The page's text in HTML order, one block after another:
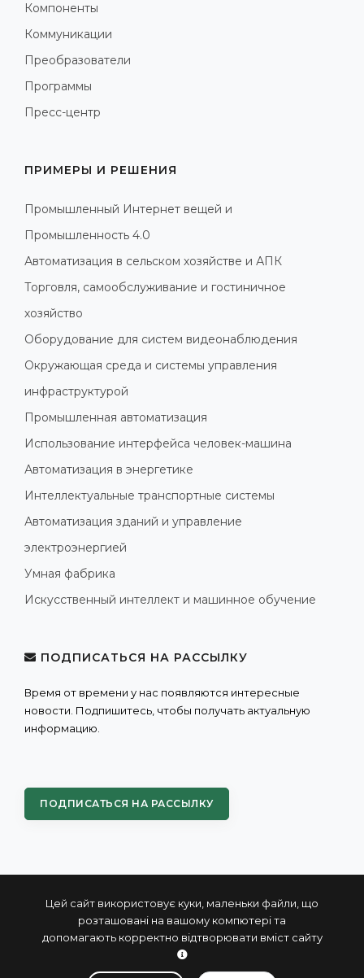
Цей сайт використовує куки, маленьки файли, що
розташовані на вашому компютері та
допомагають корректно відтворювати вміст сайту
Компоненты
Коммуникации
Преобразователи
Программы
Пресс-центр
ПРИМЕРЫ И РЕШЕНИЯ
Промышленный Интернет вещей и
Промышленность 4.0
Автоматизация в сельском хозяйстве и АПК
Торговля, самообслуживание и гостиничное
хозяйство
Оборудование для систем видеонаблюдения
Окружающая среда и системы управления
инфраструктурой
Промышленная автоматизация
Использование интерфейса человек-машина
Автоматизация в энергетике
Интеллектуальные транспортные системы
Автоматизация зданий и управление
электроэнергией
Умная фабрика
Искусственный интеллект и машинное обучение
ПОДПИСАТЬСЯ НА РАССЫЛКУ
Время от времени у нас появляются интересные
новости. Подпишитесь, чтобы получать актуальную
информацию.
ПОДПИСАТЬСЯ НА РАССЫЛКУ
© 2004 - 2026 ПРОКСИС™ - промышленные компьютеры
и системы